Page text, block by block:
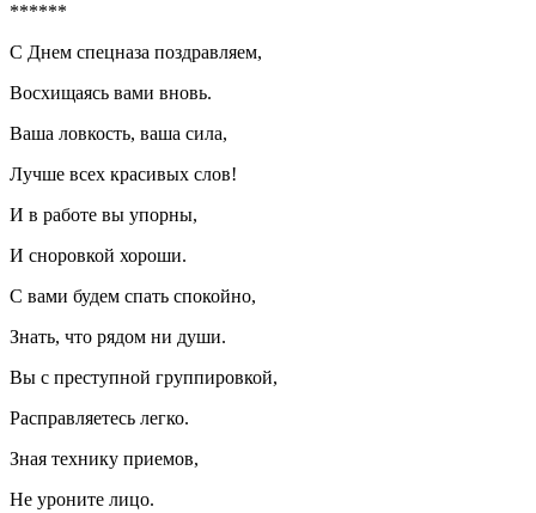
******
С Днем спецназа поздравляем,
Восхищаясь вами вновь.
Ваша ловкость, ваша сила,
Лучше всех красивых слов!
И в работе вы упорны,
И сноровкой хороши.
С вами будем спать спокойно,
Знать, что рядом ни души.
Вы с преступной группировкой,
Расправляетесь легко.
Зная технику приемов,
Не уроните лицо.